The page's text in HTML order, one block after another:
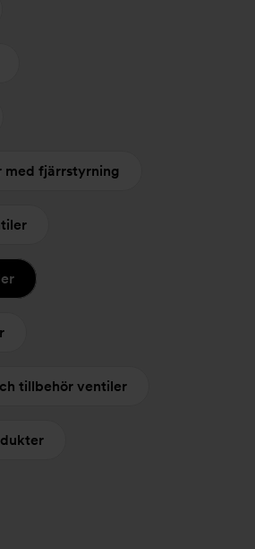
med fjärrstyrning
tillbehör ventiler